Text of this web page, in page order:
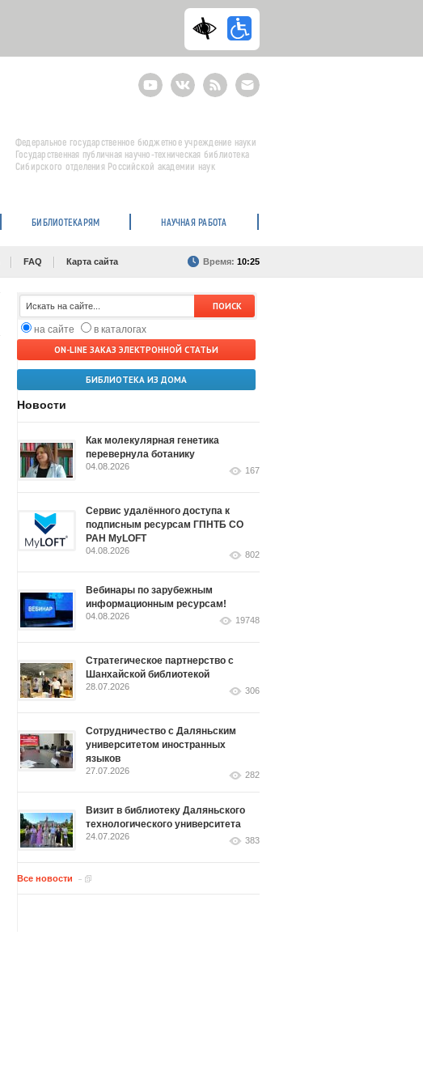
YoutubeВКонтактеRSS
E-
mail
подписка
Федеральное государственное бюджетное учреждение науки
Государственная публичная научно-техническая библиотека
Сибирского отделения Российской академии наук
БИБЛИОТЕКАРЯМ НАУЧНАЯ РАБОТА
FAQ Карта сайта Время: 10:25
на сайте
в каталогах
ON-LINE ЗАКАЗ ЭЛЕКТРОННОЙ СТАТЬИ
БИБЛИОТЕКА ИЗ ДОМА
Новости
Как молекулярная генетика
перевернула ботанику
04.08.2026 167
Сервис удалённого доступа к
подписным ресурсам ГПНТБ СО
РАН MyLOFT
04.08.2026 802
Вебинары по зарубежным
информационным ресурсам!
04.08.2026 19748
Стратегическое партнерство с
Шанхайской библиотекой
28.07.2026 306
Сотрудничество с Даляньским
университетом иностранных
языков
27.07.2026 282
Визит в библиотеку Даляньского
технологического университета
24.07.2026 383
Все новости